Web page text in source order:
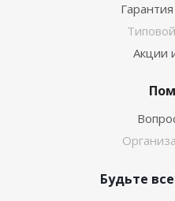
Акции
Будьте